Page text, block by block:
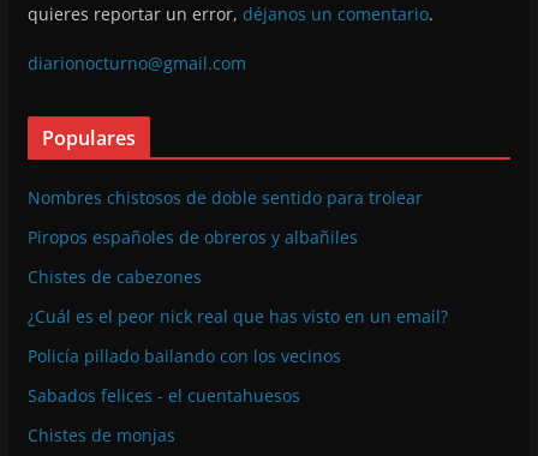
quieres reportar un error, déjanos un comentario.
diarionocturno@gmail.com
Populares
Nombres chistosos de doble sentido para trolear
Piropos españoles de obreros y albañiles
Chistes de cabezones
¿Cuál es el peor nick real que has visto en un email?
Policía pillado bailando con los vecinos
Sabados felices - el cuentahuesos
Chistes de monjas